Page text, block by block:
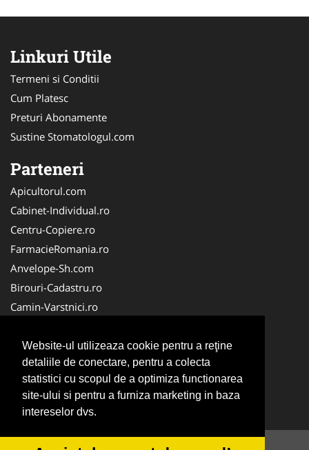
Website-ul utilizeaza cookie pentru a reţine
detaliile de conectare, pentru a colecta
statistici cu scopul de a optimiza functionarea
site-ului si pentru a furniza marketing in baza
intereselor dvs.
Linkuri Utile
Termeni si Conditii
Cum Platesc
Preturi Abonamente
Sustine Stomatologul.com
Parteneri
Apicultorul.com
Cabinet-Individual.ro
Centru-Copiere.ro
FarmacieRomania.ro
Anvelope-Sh.com
Birouri-Cadastru.ro
Camin-Varstnici.ro
Cabinet-Ginecologic.ro
Cabinet-Psihologie.com
Clinica-Privata.ro
InchiriereToaleteEcologice.ro